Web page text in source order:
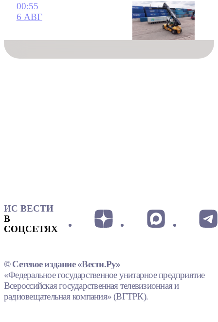
00:55
6 АВГ
ИС ВЕСТИ
В
СОЦСЕТЯХ
© Сетевое издание «Вести.Ру»
«Федеральное государственное унитарное предприятие
Всероссийская государственная телевизионная и
радиовещательная компания» (ВГТРК).